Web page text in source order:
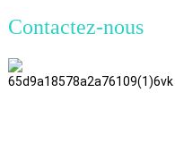
Contactez-nous